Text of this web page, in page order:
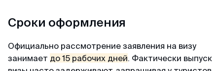
Отзыв с ВКонтакте · 2025
В кратчайшие сроки
Сроки оформления
Официально рассмотрение заявления на визу
занимает до 15 рабочих дней. Фактически выпуск